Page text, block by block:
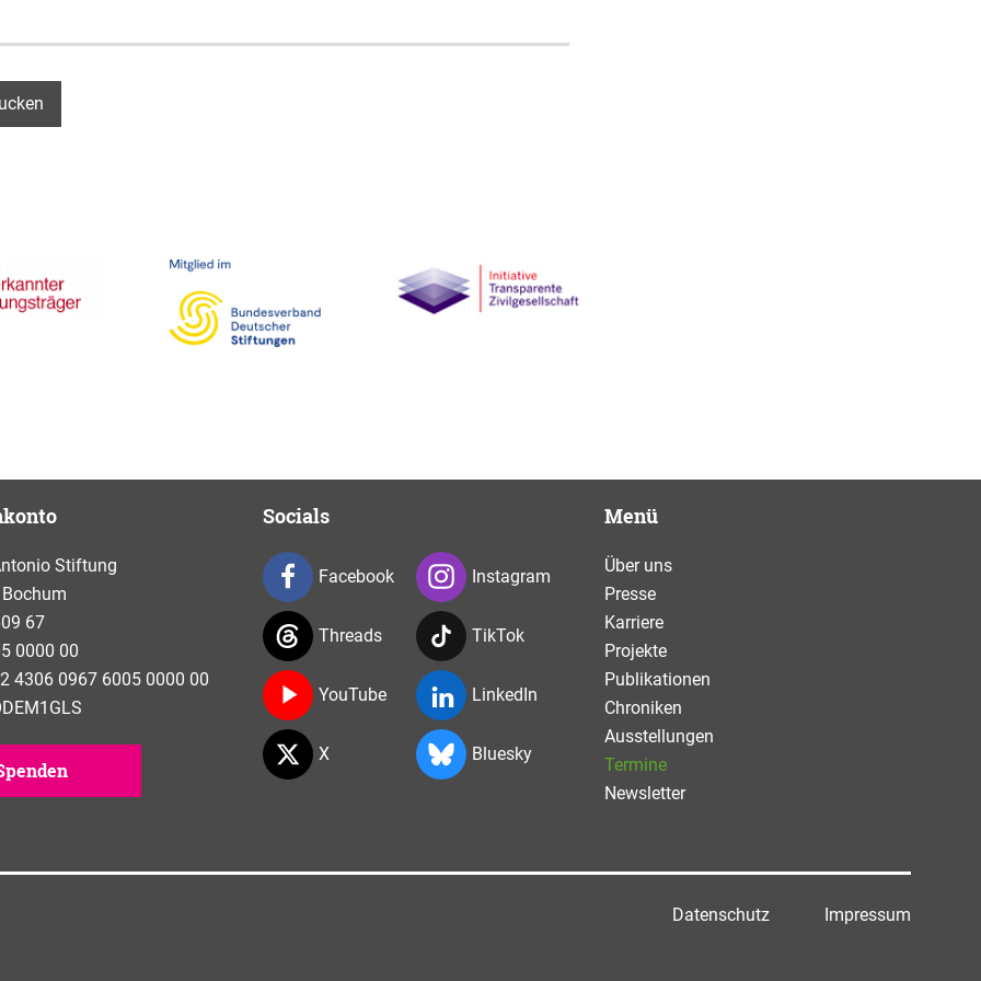
Stiftung
67
0000 00
4306 0967 6005 0000 00
Socials
Facebook Instagram
Threads TikTok
YouTube LinkedIn
X Bluesky
Menü
Über uns
Presse
Karriere
Projekte
Publikationen
Chroniken
Ausstellungen
Termine
Newsletter
Datenschutz Impressum